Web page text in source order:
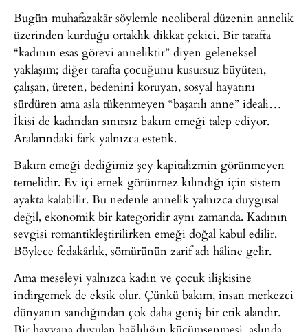
Bugün muhafazakâr söylemle neoliberal düzenin annelik
üzerinden kurduğu ortaklık dikkat çekici. Bir tarafta
“kadının esas görevi anneliktir” diyen geleneksel
yaklaşım; diğer tarafta çocuğunu kusursuz büyüten,
çalışan, üreten, bedenini koruyan, sosyal hayatını
sürdüren ama asla tükenmeyen “başarılı anne” ideali…
İkisi de kadından sınırsız bakım emeği talep ediyor.
Aralarındaki fark yalnızca estetik.
Bakım emeği dediğimiz şey kapitalizmin görünmeyen
temelidir. Ev içi emek görünmez kılındığı için sistem
ayakta kalabilir. Bu nedenle annelik yalnızca duygusal
değil, ekonomik bir kategoridir aynı zamanda. Kadının
sevgisi romantikleştirilirken emeği doğal kabul edilir.
Böylece fedakârlık, sömürünün zarif adı hâline gelir.
Ama meseleyi yalnızca kadın ve çocuk ilişkisine
indirgemek de eksik olur. Çünkü bakım, insan merkezci
dünyanın sandığından çok daha geniş bir etik alandır.